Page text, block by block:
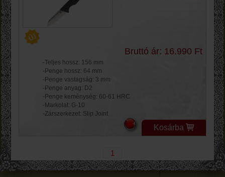
Bruttó ár: 16.990 Ft
-Teljes hossz: 156 mm
-Penge hossz: 64 mm
-Penge vastagság: 3 mm
-Penge anyag: D2
-Penge keménység: 60-61 HRC
-Markolat: G-10
-Zárszerkezet: Slip Joint
Kosárba
1